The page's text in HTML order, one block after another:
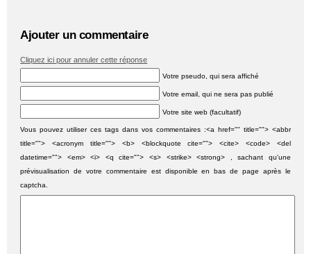
Ajouter un commentaire
Cliquez ici pour annuler cette réponse
Votre pseudo, qui sera affiché
Votre email, qui ne sera pas publié
Votre site web (facultatif)
Vous pouvez utiliser ces tags dans vos commentaires :<a href="" title=""> <abbr
title=""> <acronym title=""> <b> <blockquote cite=""> <cite> <code> <del
datetime=""> <em> <i> <q cite=""> <s> <strike> <strong> , sachant qu'une
prévisualisation de votre commentaire est disponible en bas de page après le
captcha.